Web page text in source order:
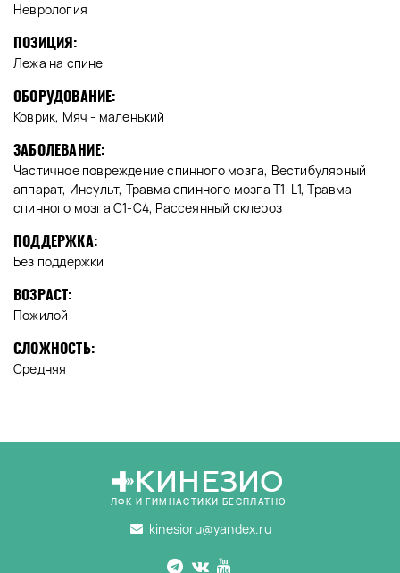
Неврология
ПОЗИЦИЯ:
Лежа на спине
ОБОРУДОВАНИЕ:
Коврик, Мяч - маленький
ЗАБОЛЕВАНИЕ:
Частичное повреждение спинного мозга, Вестибулярный
аппарат, Инсульт, Травма спинного мозга T1-L1, Травма
спинного мозга C1-C4, Рассеянный склероз
ПОДДЕРЖКА:
Без поддержки
ВОЗРАСТ:
Пожилой
СЛОЖНОСТЬ:
Средняя
КИНЕЗИО
ЛФК И ГИМНАСТИКИ БЕСПЛАТНО
kinesioru@yandex.ru